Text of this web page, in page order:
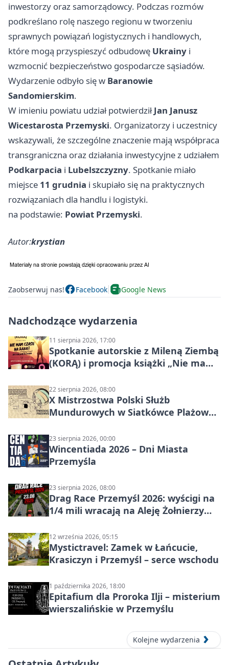
inwestorzy oraz samorządowcy. Podczas rozmów
podkreślano rolę naszego regionu w tworzeniu
sprawnych powiązań logistycznych i handlowych,
które mogą przyspieszyć odbudowę Ukrainy i
wzmocnić bezpieczeństwo gospodarcze sąsiadów.
Wydarzenie odbyło się w Baranowie
Sandomierskim.
W imieniu powiatu udział potwierdziłJan Janusz
Wicestarosta Przemyski. Organizatorzy i uczestnicy
wskazywali, że szczególne znaczenie mają współpraca
transgraniczna oraz działania inwestycyjne z udziałem
Podkarpacia i Lubelszczyzny. Spotkanie miało
miejsce 11 grudnia i skupiało się na praktycznych
rozwiązaniach dla handlu i logistyki.
na podstawie: Powiat Przemyski.
Autor:krystian
Zaobserwuj nas! Facebook Google News
Nadchodzące wydarzenia
11 sierpnia 2026, 17:00
Spotkanie autorskie z Mileną Ziembą
(KORĄ) i promocja książki „Nie mam
22 sierpnia 2026, 08:00
X Mistrzostwa Polski Służb
Mundurowych w Siatkówce Plażowej
23 sierpnia 2026, 00:00
Wincentiada 2026 – Dni Miasta
Przemyśla
23 sierpnia 2026, 08:00
Drag Race Przemyśl 2026: wyścigi na
1/4 mili wracają na Aleję Żołnierzy
12 września 2026, 05:15
Mystictravel: Zamek w Łańcucie,
Krasiczyn i Przemyśl – serce wschodu
1 października 2026, 18:00
Epitafium dla Proroka Ilji – misterium
wierszalińskie w Przemyślu
Kolejne wydarzenia